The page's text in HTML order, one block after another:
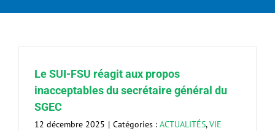
Le SUI-FSU réagit aux propos
inacceptables du secrétaire général du
SGEC
12 décembre 2025 | Catégories : ACTUALITÉS,VIE